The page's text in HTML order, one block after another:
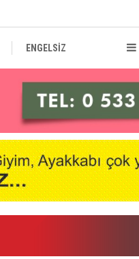
ENGELSİZ